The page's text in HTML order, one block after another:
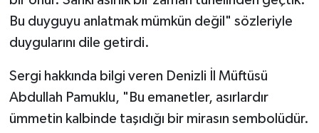
Bu duyguyu anlatmak mümkün değil" sözleriyle
duygularını dile getirdi.
Sergi hakkında bilgi veren Denizli İl Müftüsü
Abdullah Pamuklu, "Bu emanetler, asırlardır
ümmetin kalbinde taşıdığı bir mirasın sembolüdür.